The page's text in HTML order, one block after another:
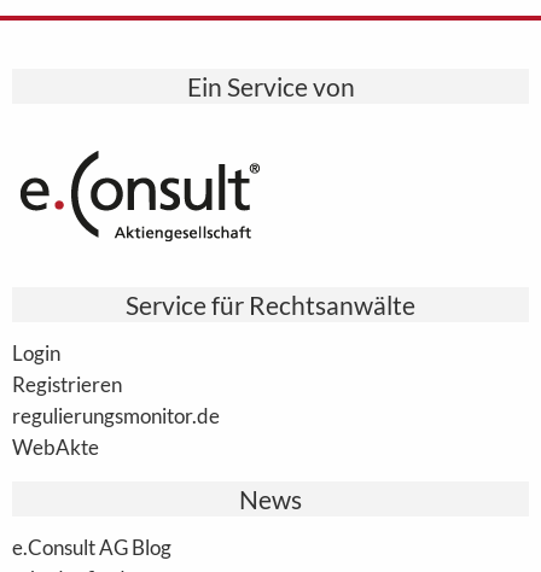
Ein Service von
Service für Rechtsanwälte
Login
Registrieren
regulierungsmonitor.de
WebAkte
News
e.Consult AG Blog